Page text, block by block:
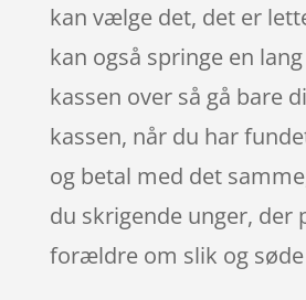
kan vælge det, det er
kan også springe en
kassen over så gå bare
kassen, når du har
og betal med det
du skrigende unger, der
forældre om slik og søde